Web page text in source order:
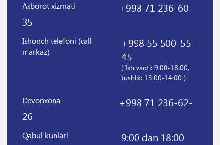
Axborot xizmati
+998 71 236-60-
35
Ishonch telefoni (call
markaz)
+998 55 500-55-
45
( Ish vaqti: 9:00-18:00,
tushlik: 13:00-14:00 )
Devonxona
+998 71 236-62-
26
Qabul kunlari
9:00 dan 18:00